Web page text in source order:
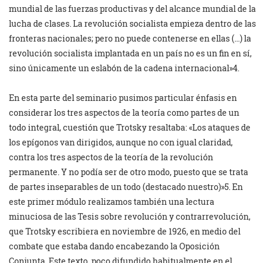
mundial de las fuerzas productivas y del alcance mundial de la
lucha de clases. La revolución socialista empieza dentro de las
fronteras nacionales; pero no puede contenerse en ellas (…) la
revolución socialista implantada en un país no es un fin en sí,
sino únicamente un eslabón de la cadena internacional»4.
En esta parte del seminario pusimos particular énfasis en
considerar los tres aspectos de la teoría como partes de un
todo integral, cuestión que Trotsky resaltaba: «Los ataques de
los epígonos van dirigidos, aunque no con igual claridad,
contra los tres aspectos de la teoría de la revolución
permanente. Y no podía ser de otro modo, puesto que se trata
de partes inseparables de un todo (destacado nuestro)»5. En
este primer módulo realizamos también una lectura
minuciosa de las Tesis sobre revolución y contrarrevolución,
que Trotsky escribiera en noviembre de 1926, en medio del
combate que estaba dando encabezando la Oposición